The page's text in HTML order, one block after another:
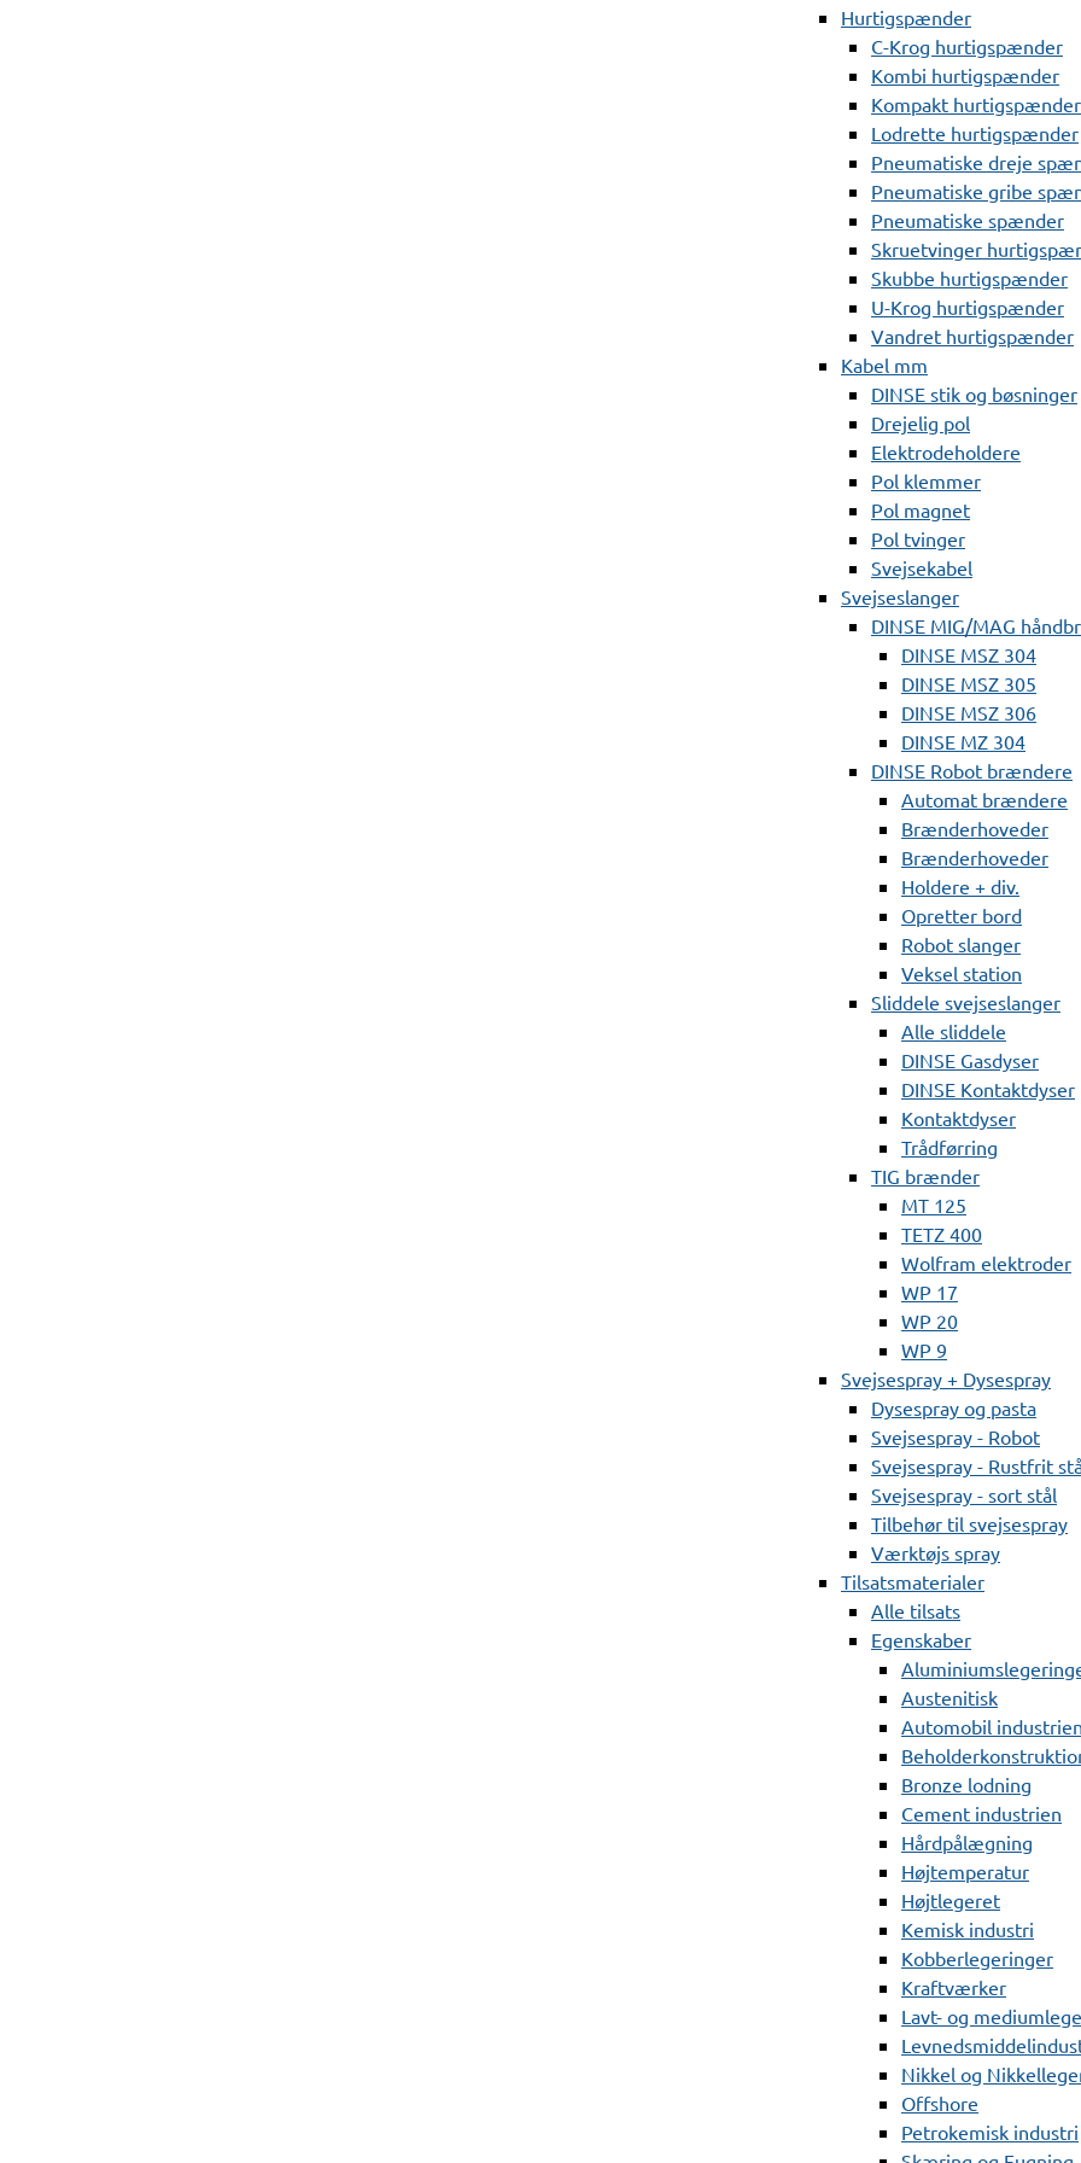
Hurtigspænder
C-Krog hurtigspænder
Kombi hurtigspænder
Kompakt hurtigspænder
Lodrette hurtigspænder
Pneumatiske dreje
Pneumatiske gribe
Pneumatiske spænder
Skruetvinger
Skubbe hurtigspænder
U-Krog hurtigspænder
Vandret hurtigspænder
Kabel mm
DINSE stik og bøsninger
Drejelig pol
Elektrodeholdere
Pol klemmer
Pol magnet
Pol tvinger
Svejsekabel
Svejseslanger
DINSE MIG/MAG
DINSE MSZ 304
DINSE MSZ 305
DINSE MSZ 306
DINSE MZ 304
DINSE Robot brændere
Automat brændere
Brænderhoveder
Brænderhoveder
Holdere + div.
Opretter bord
Robot slanger
Veksel station
Sliddele svejseslanger
Alle sliddele
DINSE Gasdyser
DINSE Kontaktdyser
Kontaktdyser
Trådførring
TIG brænder
MT 125
TETZ 400
Wolfram elektroder
WP 17
WP 20
WP 9
Svejsespray + Dysespray
Dysespray og pasta
Svejsespray - Robot
Svejsespray - Rustfrit
Svejsespray - sort stål
Tilbehør til svejsespray
Værktøjs spray
Tilsatsmaterialer
Alle tilsats
Egenskaber
Austenitisk
Automobil industrien
Bronze lodning
Cement industrien
Hårdpålægning
Højtemperatur
Højtlegeret
Kemisk industri
Kobberlegeringer
Kraftværker
Lavt- og
Nikkel og
Offshore
Petrokemisk industri